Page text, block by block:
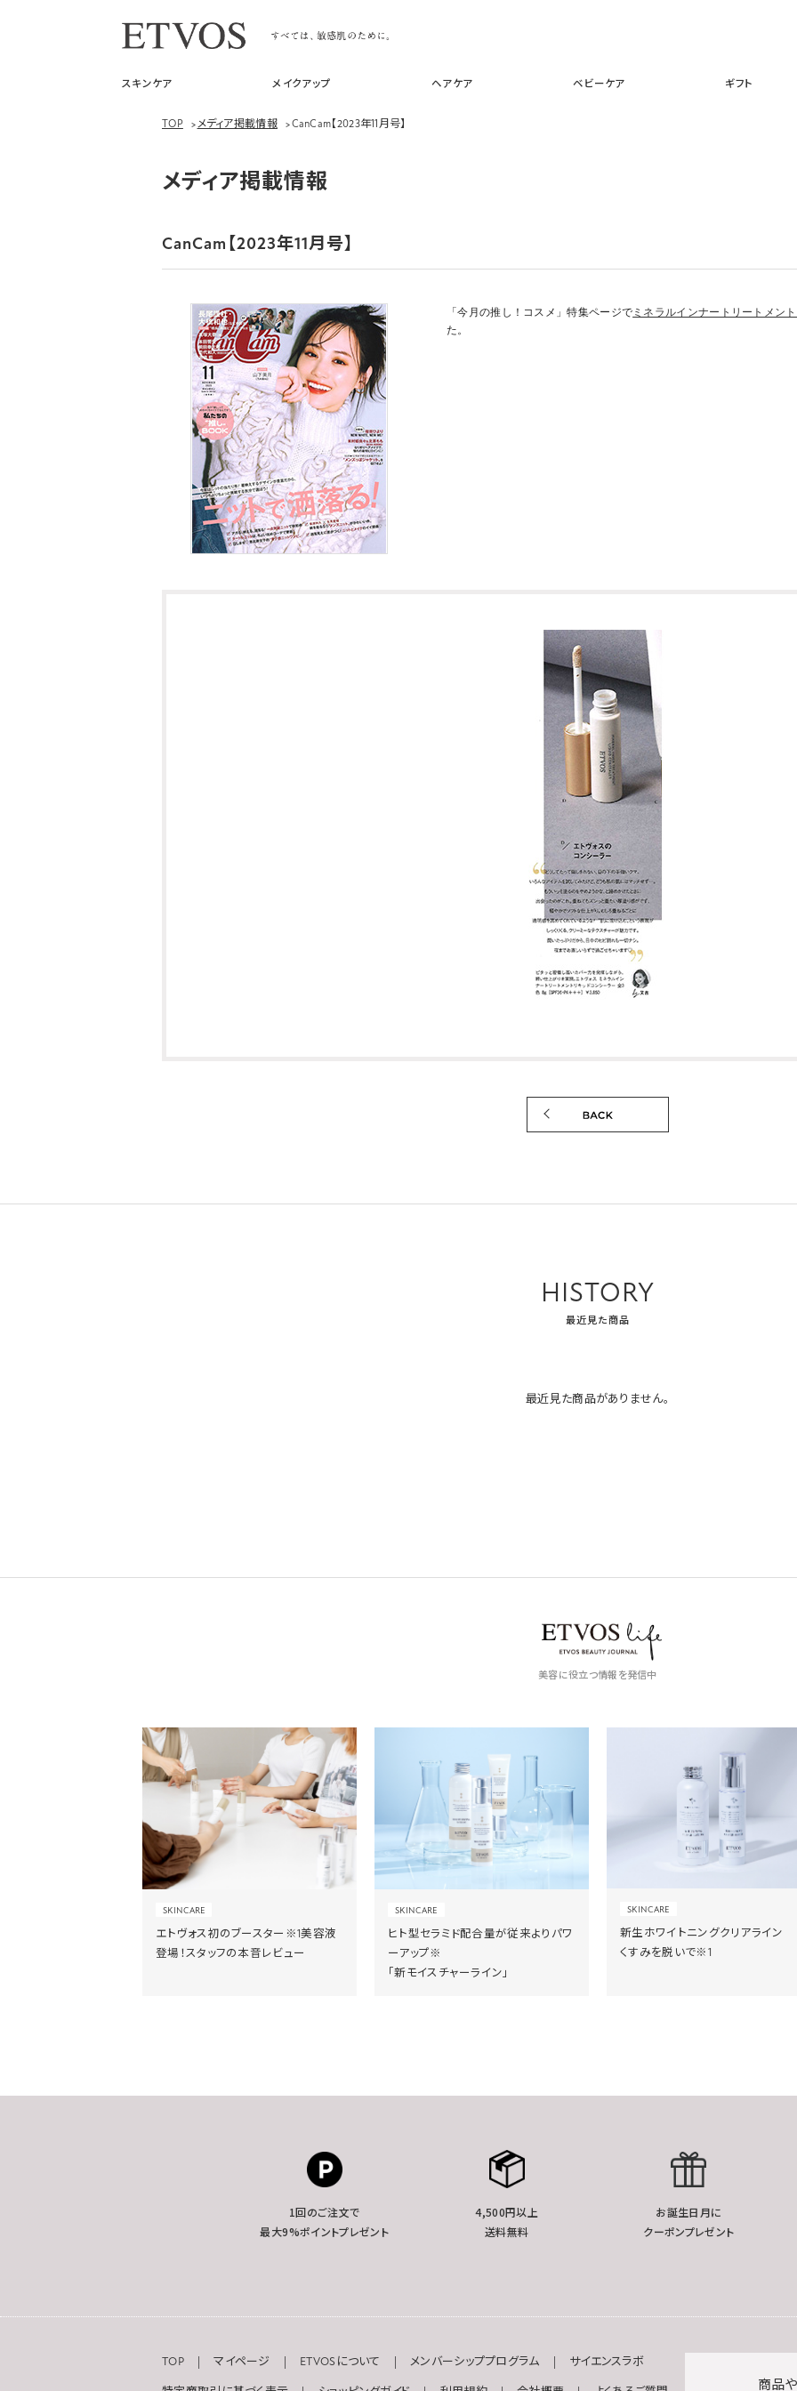
スキンケア メイクアップ ヘアケア ベビーケア ギフト
TOP >メディア掲載情報 >CanCam【2023年11月号】
メディア掲載情報
CanCam【2023年11月号】
「今月の推し！コスメ」特集ページで ミネラルインナートリートメン
た。
HISTORY
最近見た商品
最近見た商品がありません。
美容に役立つ情報を発信中
SKINCARE
エトヴォス初のブースター※1美容液
登場！スタッフの本音レビュー
SKINCARE
ヒト型セラミド配合量が従来よりパワ
ーアップ※
「新モイスチャーライン」
SKINCARE
新生ホワイトニングクリアライン
くすみを脱いで※1
1回のご注文で
最大9%ポイントプレゼント
4,500円以上
送料無料
お誕生日月に
クーポンプレゼント
TOP マイページ ETVOSについて メンバーシッププログラム サイエンスラボ
商品